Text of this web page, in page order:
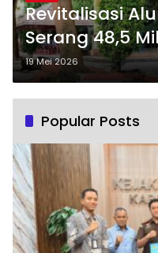
Revitalisasi
Serang 48,5
Ternyata Ini
19 Mei 2026
Popular Posts